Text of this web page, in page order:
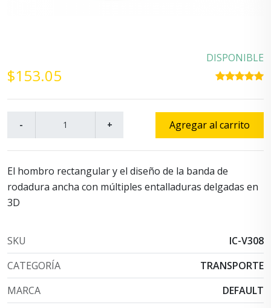
DISPONIBLE
$153.05
Agregar al carrito
El hombro rectangular y el diseño de la banda de
rodadura ancha con múltiples entalladuras delgadas en
3D
SKU
IC-V308
CATEGORÍA
TRANSPORTE
MARCA
DEFAULT